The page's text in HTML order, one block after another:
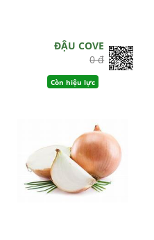
ĐẬU COVE
0 đ
Còn hiệu lực